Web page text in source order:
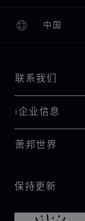
中国
本地化
更改国家
联系我们
I企业信息
萧邦世界
保持更新